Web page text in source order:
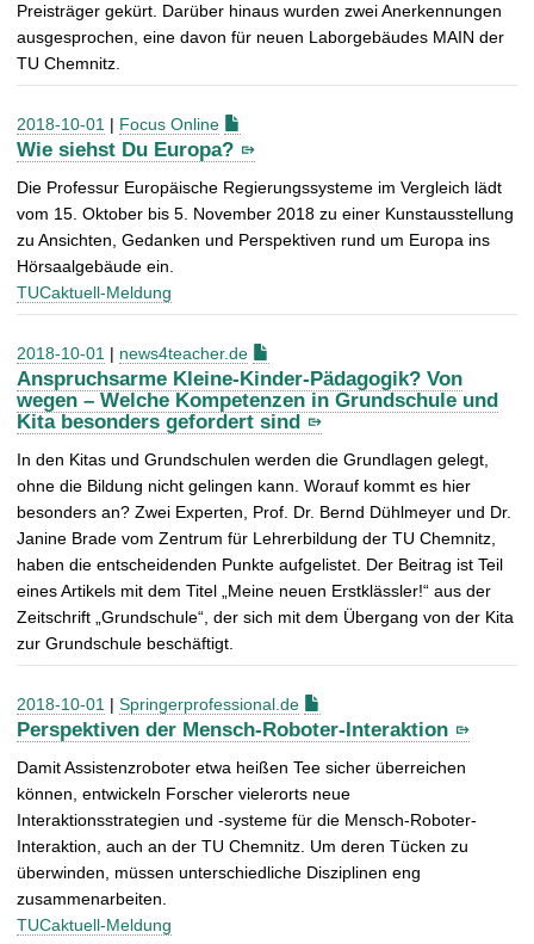
Preisträger gekürt. Darüber hinaus wurden zwei Anerkennungen
ausgesprochen, eine davon für neuen Laborgebäudes MAIN der
TU Chemnitz.
2018-10-01 | Focus Online
Wie siehst Du Europa?
Die Professur Europäische Regierungssysteme im Vergleich lädt
vom 15. Oktober bis 5. November 2018 zu einer Kunstausstellung
zu Ansichten, Gedanken und Perspektiven rund um Europa ins
Hörsaalgebäude ein.
TUCaktuell-Meldung
2018-10-01 | news4teacher.de
Anspruchsarme Kleine-Kinder-Pädagogik? Von
wegen – Welche Kompetenzen in Grundschule und
Kita besonders gefordert sind
In den Kitas und Grundschulen werden die Grundlagen gelegt,
ohne die Bildung nicht gelingen kann. Worauf kommt es hier
besonders an? Zwei Experten, Prof. Dr. Bernd Dühlmeyer und Dr.
Janine Brade vom Zentrum für Lehrerbildung der TU Chemnitz,
haben die entscheidenden Punkte aufgelistet. Der Beitrag ist Teil
eines Artikels mit dem Titel „Meine neuen Erstklässler!“ aus der
Zeitschrift „Grundschule“, der sich mit dem Übergang von der Kita
zur Grundschule beschäftigt.
2018-10-01 | Springerprofessional.de
Perspektiven der Mensch-Roboter-Interaktion
Damit Assistenzroboter etwa heißen Tee sicher überreichen
können, entwickeln Forscher vielerorts neue
Interaktionsstrategien und -systeme für die Mensch-Roboter-
Interaktion, auch an der TU Chemnitz. Um deren Tücken zu
überwinden, müssen unterschiedliche Disziplinen eng
zusammenarbeiten.
TUCaktuell-Meldung